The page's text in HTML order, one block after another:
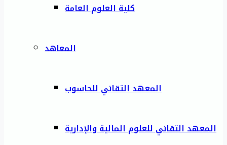
كلية العلوم العامة
المعاهد
المعهد التقاني للحاسوب
المعهد التقاني للعلوم المالية والإدارية